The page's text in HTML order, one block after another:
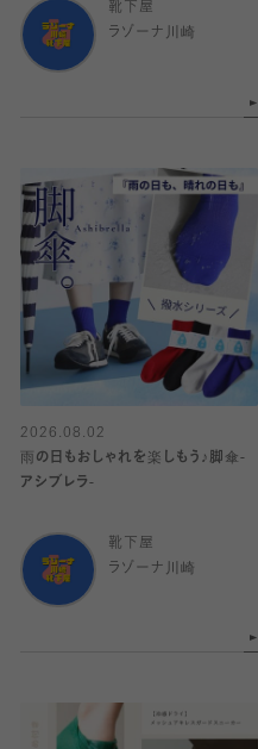
靴下屋
ラゾーナ川崎
2026.08.02
雨の日もおしゃれを楽しもう♪脚傘-
アシブレラ-
靴下屋
ラゾーナ川崎